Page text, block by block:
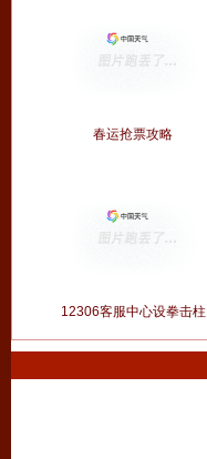
春运抢票攻略
12306客服中心设拳击柱